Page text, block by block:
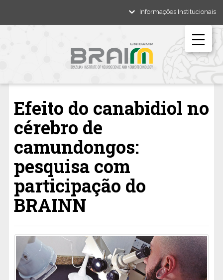
Informações Institucionais
Efeito do canabidiol no
cérebro de
camundongos:
pesquisa com
participação do
BRAINN